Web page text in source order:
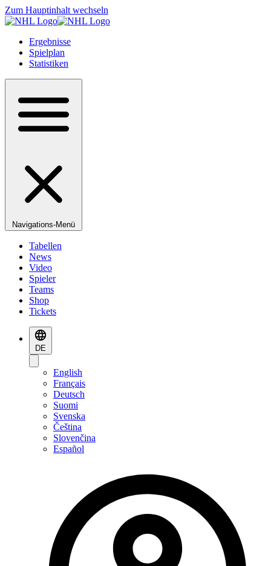
Zum Hauptinhalt wechseln
Ergebnisse
Spielplan
Statistiken
Navigations-Menü
Tabellen
News
Video
Spieler
Teams
Shop
Tickets
DE
English
Français
Deutsch
Suomi
Svenska
Čeština
Slovenčina
Español